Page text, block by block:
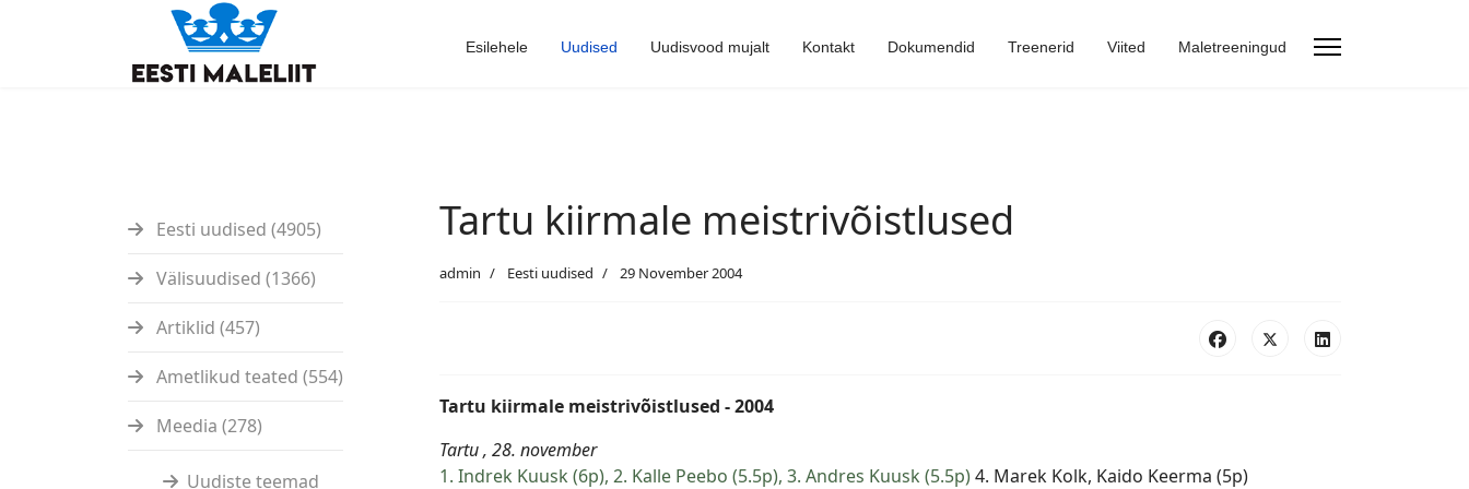
Esilehele Uudised Uudisvood mujalt Kontakt Dokumendid Treenerid Viited Maletreeningud
Eesti uudised (4905)
Välisuudised (1366)
Artiklid (457)
Ametlikud teated (554)
Meedia (278)
Uudiste teemad
Tartu kiirmale meistrivõistlused
admin Eesti uudised 29 November 2004
Tartu kiirmale meistrivõistlused - 2004
Tartu , 28. november
1. Indrek Kuusk (6p), 2. Kalle Peebo (5.5p), 3. Andres Kuusk (5.5p)4. Marek Kolk, Kaido Keerma (5p)